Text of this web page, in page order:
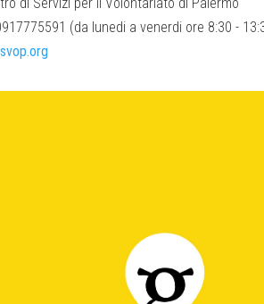
(da lunedi a venerdi ore 8:30 -